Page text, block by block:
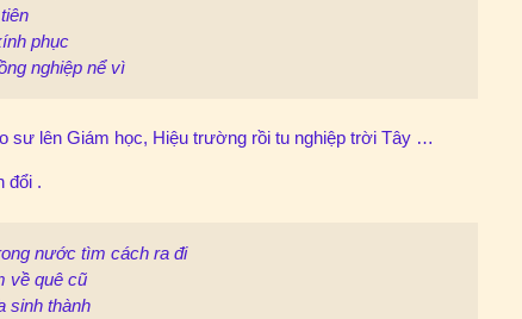
phục
nghiệp nể vì
sư lên Giám học, Hiệu trường rồi tu nghiệp trời Tây …
đổi .
nước tìm cách ra đi
về quê cũ
sinh thành